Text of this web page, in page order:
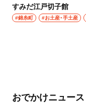
すみだ江戸切子館
#錦糸町 #お土産・手土産
おでかけニュース